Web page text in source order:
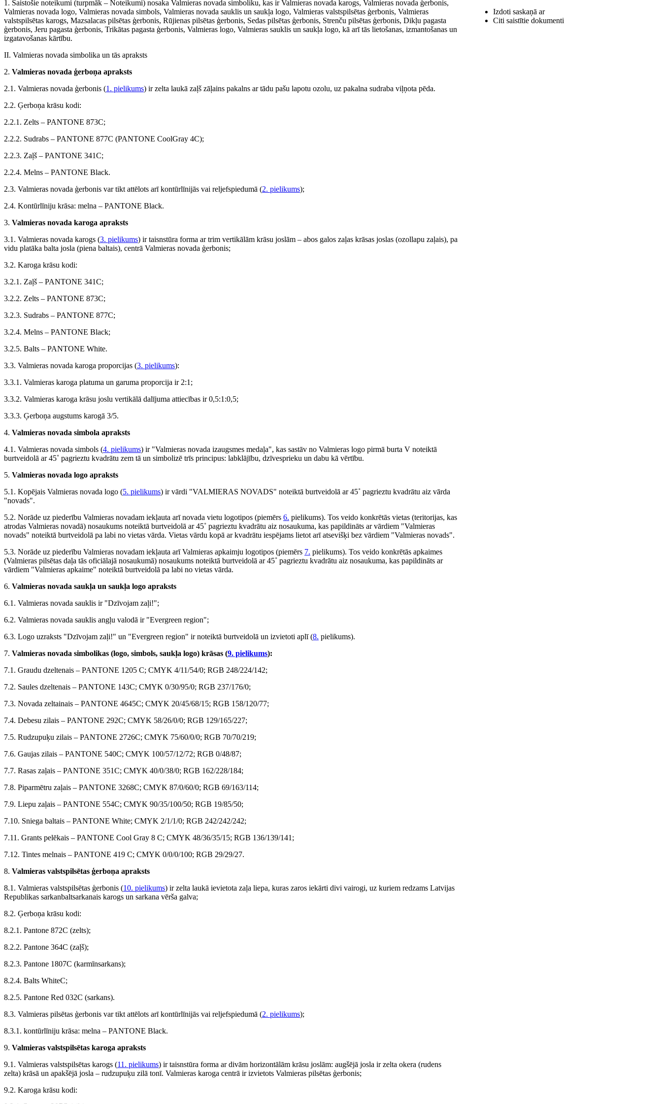
1. Saistošie noteikumi (turpmāk – Noteikumi) nosaka Valmieras novada simboliku, kas ir Valmieras novada karogs, Valmieras novada ģerbonis,
Valmieras novada logo, Valmieras novada simbols, Valmieras novada sauklis un saukļa logo, Valmieras valstspilsētas ģerbonis, Valmieras
valstspilsētas karogs, Mazsalacas pilsētas ģerbonis, Rūjienas pilsētas ģerbonis, Sedas pilsētas ģerbonis, Strenču pilsētas ģerbonis, Dikļu pagasta
ģerbonis, Jeru pagasta ģerbonis, Trikātas pagasta ģerbonis, Valmieras logo, Valmieras sauklis un saukļa logo, kā arī tās lietošanas, izmantošanas un
izgatavošanas kārtību.
II. Valmieras novada simbolika un tās apraksts
2. Valmieras novada ģerboņa apraksts
2.1. Valmieras novada ģerbonis (1. pielikums) ir zelta laukā zaļš zāļains pakalns ar tādu pašu lapotu ozolu, uz pakalna sudraba viļņota pēda.
2.2. Ģerboņa krāsu kodi:
2.2.1. Zelts – PANTONE 873C;
2.2.2. Sudrabs – PANTONE 877C (PANTONE CoolGray 4C);
2.2.3. Zaļš – PANTONE 341C;
2.2.4. Melns – PANTONE Black.
2.3. Valmieras novada ģerbonis var tikt attēlots arī kontūrlīnijās vai reljefspiedumā (2. pielikums);
2.4. Kontūrlīniju krāsa: melna – PANTONE Black.
3. Valmieras novada karoga apraksts
3.1. Valmieras novada karogs (3. pielikums) ir taisnstūra forma ar trim vertikālām krāsu joslām – abos galos zaļas krāsas joslas (ozollapu zaļais), pa
vidu platāka balta josla (piena baltais), centrā Valmieras novada ģerbonis;
3.2. Karoga krāsu kodi:
3.2.1. Zaļš – PANTONE 341C;
3.2.2. Zelts – PANTONE 873C;
3.2.3. Sudrabs – PANTONE 877C;
3.2.4. Melns – PANTONE Black;
3.2.5. Balts – PANTONE White.
3.3. Valmieras novada karoga proporcijas (3. pielikums):
3.3.1. Valmieras karoga platuma un garuma proporcija ir 2:1;
3.3.2. Valmieras karoga krāsu joslu vertikālā dalījuma attiecības ir 0,5:1:0,5;
3.3.3. Ģerboņa augstums karogā 3/5.
4. Valmieras novada simbola apraksts
4.1. Valmieras novada simbols (4. pielikums) ir "Valmieras novada izaugsmes medaļa", kas sastāv no Valmieras logo pirmā burta V noteiktā
burtveidolā ar 45˚ pagrieztu kvadrātu zem tā un simbolizē trīs principus: labklājību, dzīvesprieku un dabu kā vērtību.
5. Valmieras novada logo apraksts
5.1. Kopējais Valmieras novada logo (5. pielikums) ir vārdi "VALMIERAS NOVADS" noteiktā burtveidolā ar 45˚ pagrieztu kvadrātu aiz vārda
"novads".
5.2. Norāde uz piederību Valmieras novadam iekļauta arī novada vietu logotipos (piemērs 6. pielikums). Tos veido konkrētās vietas (teritorijas, kas
atrodas Valmieras novadā) nosaukums noteiktā burtveidolā ar 45˚ pagrieztu kvadrātu aiz nosaukuma, kas papildināts ar vārdiem "Valmieras
novads" noteiktā burtveidolā pa labi no vietas vārda. Vietas vārdu kopā ar kvadrātu iespējams lietot arī atsevišķi bez vārdiem "Valmieras novads".
5.3. Norāde uz piederību Valmieras novadam iekļauta arī Valmieras apkaimju logotipos (piemērs 7. pielikums). Tos veido konkrētās apkaimes
(Valmieras pilsētas daļa tās oficiālajā nosaukumā) nosaukums noteiktā burtveidolā ar 45˚ pagrieztu kvadrātu aiz nosaukuma, kas papildināts ar
vārdiem "Valmieras apkaime" noteiktā burtveidolā pa labi no vietas vārda.
6. Valmieras novada saukļa un saukļa logo apraksts
6.1. Valmieras novada sauklis ir "Dzīvojam zaļi!";
6.2. Valmieras novada sauklis angļu valodā ir "Evergreen region";
6.3. Logo uzraksts "Dzīvojam zaļi!" un "Evergreen region" ir noteiktā burtveidolā un izvietoti aplī (8. pielikums).
7. Valmieras novada simbolikas (logo, simbols, saukļa logo) krāsas (9. pielikums):
7.1. Graudu dzeltenais – PANTONE 1205 C; CMYK 4/11/54/0; RGB 248/224/142;
7.2. Saules dzeltenais – PANTONE 143C; CMYK 0/30/95/0; RGB 237/176/0;
7.3. Novada zeltainais – PANTONE 4645C; CMYK 20/45/68/15; RGB 158/120/77;
7.4. Debesu zilais – PANTONE 292C; CMYK 58/26/0/0; RGB 129/165/227;
7.5. Rudzupuķu zilais – PANTONE 2726C; CMYK 75/60/0/0; RGB 70/70/219;
7.6. Gaujas zilais – PANTONE 540C; CMYK 100/57/12/72; RGB 0/48/87;
7.7. Rasas zaļais – PANTONE 351C; CMYK 40/0/38/0; RGB 162/228/184;
7.8. Piparmētru zaļais – PANTONE 3268C; CMYK 87/0/60/0; RGB 69/163/114;
7.9. Liepu zaļais – PANTONE 554C; CMYK 90/35/100/50; RGB 19/85/50;
7.10. Sniega baltais – PANTONE White; CMYK 2/1/1/0; RGB 242/242/242;
7.11. Grants pelēkais – PANTONE Cool Gray 8 C; CMYK 48/36/35/15; RGB 136/139/141;
7.12. Tintes melnais – PANTONE 419 C; CMYK 0/0/0/100; RGB 29/29/27.
8. Valmieras valstspilsētas ģerboņa apraksts
8.1. Valmieras valstspilsētas ģerbonis (10. pielikums) ir zelta laukā ievietota zaļa liepa, kuras zaros iekārti divi vairogi, uz kuriem redzams Latvijas
Republikas sarkanbaltsarkanais karogs un sarkana vērša galva;
8.2. Ģerboņa krāsu kodi:
8.2.1. Pantone 872C (zelts);
8.2.2. Pantone 364C (zaļš);
8.2.3. Pantone 1807C (karmīnsarkans);
8.2.4. Balts WhiteC;
8.2.5. Pantone Red 032C (sarkans).
8.3. Valmieras pilsētas ģerbonis var tikt attēlots arī kontūrlīnijās vai reljefspiedumā (2. pielikums);
8.3.1. kontūrlīniju krāsa: melna – PANTONE Black.
9. Valmieras valstspilsētas karoga apraksts
9.1. Valmieras valstspilsētas karogs (11. pielikums) ir taisnstūra forma ar divām horizontālām krāsu joslām: augšējā josla ir zelta okera (rudens
zelta) krāsā un apakšējā josla – rudzupuķu zilā tonī. Valmieras karoga centrā ir izvietots Valmieras pilsētas ģerbonis;
9.2. Karoga krāsu kodi:
Izdoti saskaņā ar
Citi saistītie dokumenti